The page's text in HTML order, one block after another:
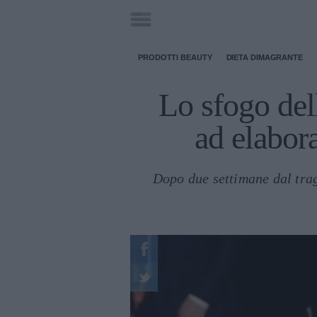
PRODOTTI BEAUTY DIETA DIMAGRANTE
Lo sfogo
ad
Dopo due settimane dal